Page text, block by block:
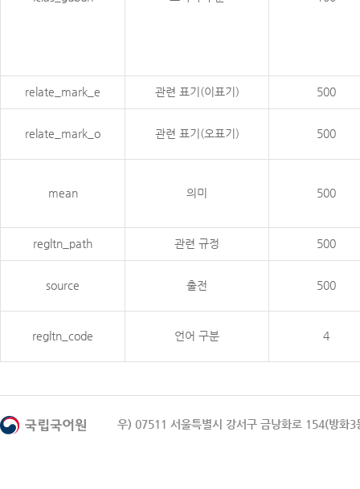
relate_mark_e 관련 표기(이표기) 500
relate_mark_o 관련 표기(오표기) 500
mean 의미 500
regltn_path 관련 규정 500
source 출전 500
regltn_code 언어 구분 4
우) 07511 서울특별시 강서구 금낭화로 154(방화3